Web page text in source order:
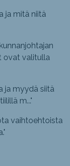
ja mitä niitä
ovat valitulla
ja myydä siitä
m..."
vaihtoehtoista
"